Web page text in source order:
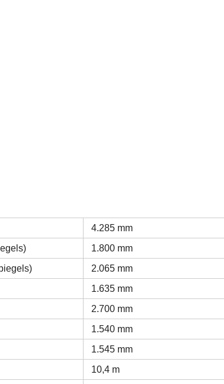
4.285 mm
1.800 mm
2.065 mm
1.635 mm
2.700 mm
1.540 mm
1.545 mm
10,4 m